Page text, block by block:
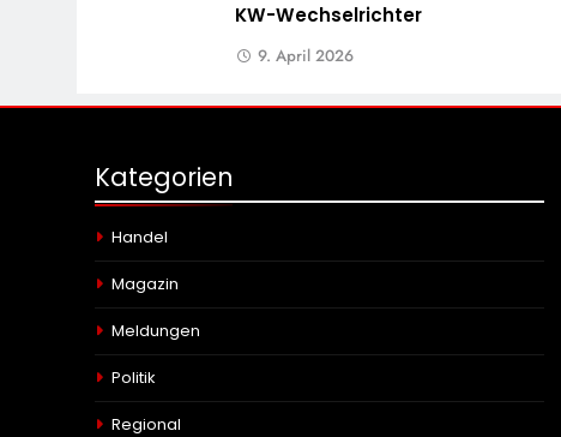
KW-Wechselrichter
9. April 2026
Kategorien
Handel
Magazin
Meldungen
Politik
Regional